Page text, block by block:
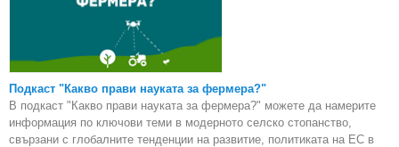
Подкаст "Какво прави науката за фермера?"
В подкаст "Какво прави науката за фермера?" можете да намерите
информация по ключови теми в модерното селско стопанство,
свързани с глобалните тенденции на развитие, политиката на ЕС в